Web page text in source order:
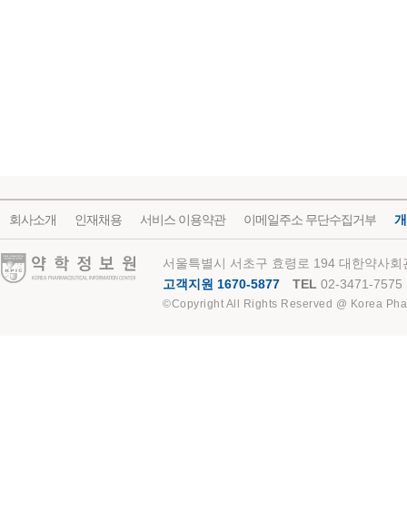
회사소개 인재채용 서비스 이용약관 이메일주소 무단수집거부
약학정보원
서울특별시 서초구 효령로 194 대한약사
고객지원 1670-5877
TEL 02-3471-7575
©Copyright All Rights Reserved @ Korea